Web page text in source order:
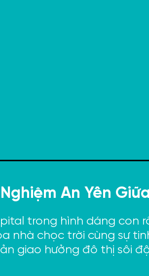
An Yên
trong hình dáng con
nhà chọc trời cùng sự
giao hưởng đô thị sôi